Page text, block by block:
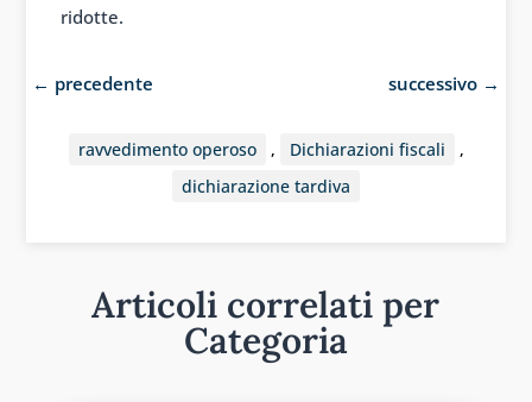
ridotte.
← precedente successivo →
ravvedimento operoso , Dichiarazioni fiscali
,
dichiarazione tardiva
Articoli correlati per
Categoria